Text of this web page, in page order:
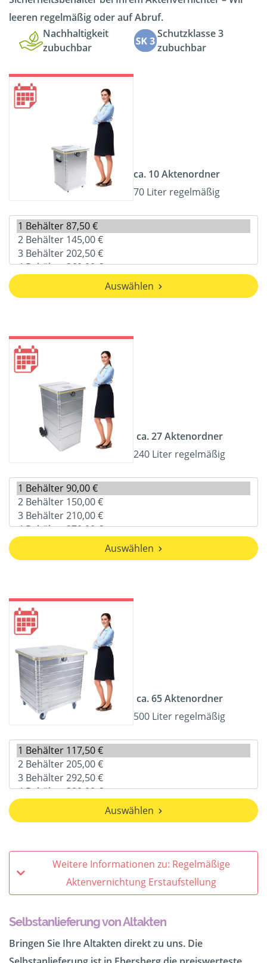
leeren regelmäßig oder auf Abruf.
Nachhaltigkeit
zubuchbar
Schutzklasse 3
zubuchbar
ca. 10 Aktenordner
70 Liter regelmäßig
Auswählen
ca. 27 Aktenordner
240 Liter regelmäßig
Auswählen
ca. 65 Aktenordner
500 Liter regelmäßig
Auswählen
Weitere Informationen zu: Regelmäßige
Aktenvernichtung Erstaufstellung
Selbstanlieferung von Altakten
Bringen Sie Ihre Altakten direkt zu uns. Die